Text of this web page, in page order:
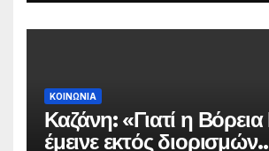
ΚΟΙΝΩΝΙΑ
Καζάνη: «Γιατί η
έμεινε εκτός διορισμών